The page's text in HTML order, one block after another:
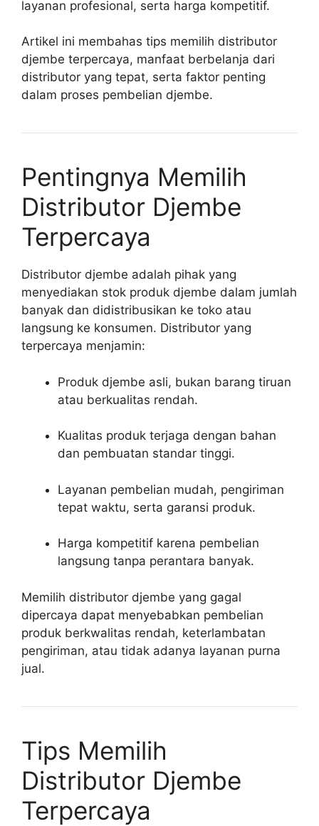
layanan profesional, serta harga kompetitif.
Artikel ini membahas tips memilih distributor
djembe terpercaya, manfaat berbelanja dari
distributor yang tepat, serta faktor penting
dalam proses pembelian djembe.
Pentingnya Memilih
Distributor Djembe
Terpercaya
Distributor djembe adalah pihak yang
menyediakan stok produk djembe dalam jumlah
banyak dan didistribusikan ke toko atau
langsung ke konsumen. Distributor yang
terpercaya menjamin:
Produk djembe asli, bukan barang tiruan
atau berkualitas rendah.
Kualitas produk terjaga dengan bahan
dan pembuatan standar tinggi.
Layanan pembelian mudah, pengiriman
tepat waktu, serta garansi produk.
Harga kompetitif karena pembelian
langsung tanpa perantara banyak.
Memilih distributor djembe yang gagal
dipercaya dapat menyebabkan pembelian
produk berkwalitas rendah, keterlambatan
pengiriman, atau tidak adanya layanan purna
jual.
Tips Memilih
Distributor Djembe
Terpercaya